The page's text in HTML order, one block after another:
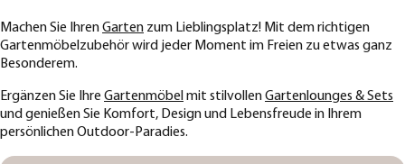
Machen Sie IhrenGarten zum Lieblingsplatz! Mit dem richtigen
Gartenmöbelzubehör wird jeder Moment im Freien zu etwas ganz
Besonderem.
Ergänzen Sie Ihre Gartenmöbel mit stilvollenGartenlounges & Sets
und genießen Sie Komfort, Design und Lebensfreude in Ihrem
persönlichen Outdoor-Paradies.